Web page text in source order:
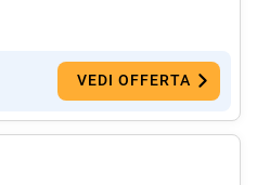
VEDI OFFERTA